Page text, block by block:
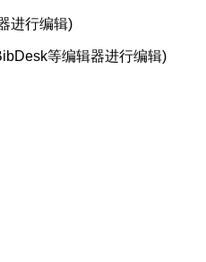
进行编辑)
等编辑器进行编辑)